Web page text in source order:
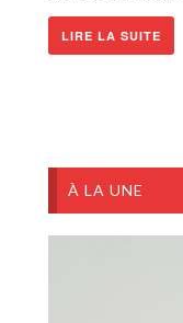
LIRE LA SUITE
À LA UNE